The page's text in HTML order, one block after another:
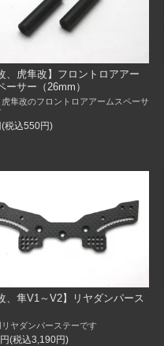
、虎隼改】フロントロアアー
ーサー（26mm）
隼改のフロントロアアームスペーサ
税込550円)
、隼V1～V2】リヤダンパース
ヤダンパーステーです
(税込3,190円)